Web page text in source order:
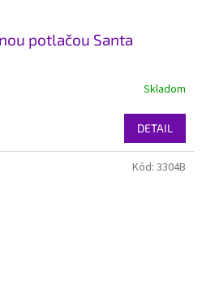
potlačou Santa
Skladom
DETAIL
Kód: 3304B